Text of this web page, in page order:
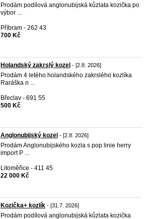
Prodám podílová anglonubijská kůzlata kozička po
výbor ...
Příbram - 262 43
700 Kč
Holandský zakrslý kozel - [2.8. 2026]
Prodám 4 letého holandského zakrslého kozlíka
Raráška n ...
Břeclav - 691 55
500 Kč
Anglonubijský kozel - [2.8. 2026]
Prodám Anglonubijského kozla s pop linie herry
import P ...
Litoměřice - 411 45
22 000 Kč
Kozička+ kozlík - [31.7. 2026]
Prodám podílová anglonubijská kůzlata kozička